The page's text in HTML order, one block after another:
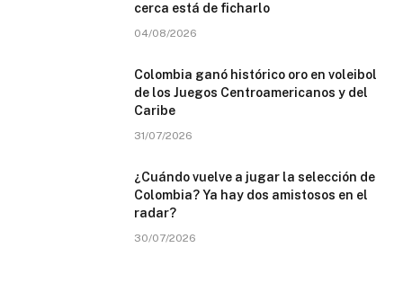
cerca está de ficharlo
04/08/2026
Colombia ganó histórico oro en voleibol
de los Juegos Centroamericanos y del
Caribe
31/07/2026
¿Cuándo vuelve a jugar la selección de
Colombia? Ya hay dos amistosos en el
radar?
30/07/2026